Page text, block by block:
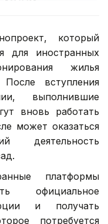
который
для иностранных
жилья
вступления
выполнившие
вновь работать
может оказаться
деятельность
платформы
официальное
и получать
потребуется